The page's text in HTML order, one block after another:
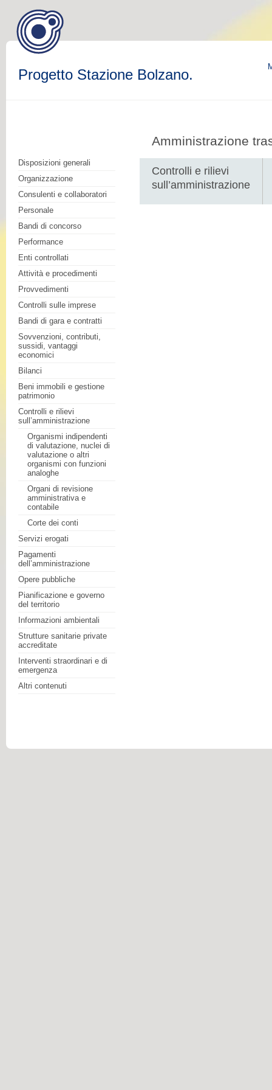
Progetto Stazione Bolzano.
Disposizioni generali
Organizzazione
Consulenti e collaboratori
Personale
Bandi di concorso
Performance
Enti controllati
Attività e procedimenti
Provvedimenti
Controlli sulle imprese
Bandi di gara e contratti
Sovvenzioni, contributi,
sussidi, vantaggi
economici
Bilanci
Beni immobili e gestione
patrimonio
Controlli e rilievi
sull’amministrazione
Organismi indipendenti
di valutazione, nuclei di
valutazione o altri
organismi con funzioni
analoghe
Organi di revisione
amministrativa e
contabile
Corte dei conti
Servizi erogati
Pagamenti
dell’amministrazione
Opere pubbliche
Pianificazione e governo
del territorio
Informazioni ambientali
Strutture sanitarie private
accreditate
Interventi straordinari e di
emergenza
Altri contenuti
Amministrazione
Controlli e rilievi
sull’amministrazione